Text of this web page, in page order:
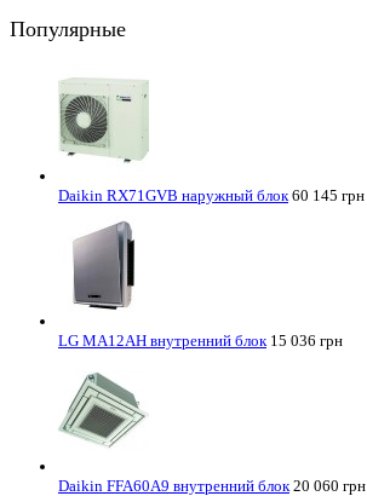
Популярные
Daikin RX71GVB наружный блок 60 145 грн
LG MA12AH внутренний блок 15 036 грн
Daikin FFA60A9 внутренний блок 20 060 грн